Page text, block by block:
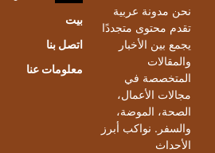
اتصل بنا
معلومات عنا
نحن مدونة عربية
تقدم محتوى متجددًا
يجمع بين الأخبار
والمقالات
المتخصصة في
مجالات الأعمال،
الصحة، الموضة،
والسفر. نواكب أبرز
الأحداث